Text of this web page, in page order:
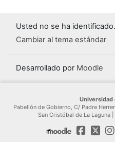
Usted no se ha
Cambiar al tema estándar
Desarrollado por Moodle
Universidad
Pabellón de Gobierno, C/ Padre
San Cristóbal de La Laguna